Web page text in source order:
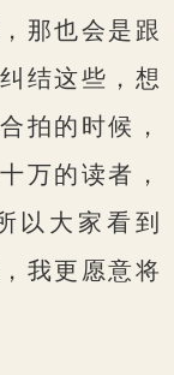
那也会是跟
结这些，想
拍的时候，
万的读者，
以大家看到
我更愿意将